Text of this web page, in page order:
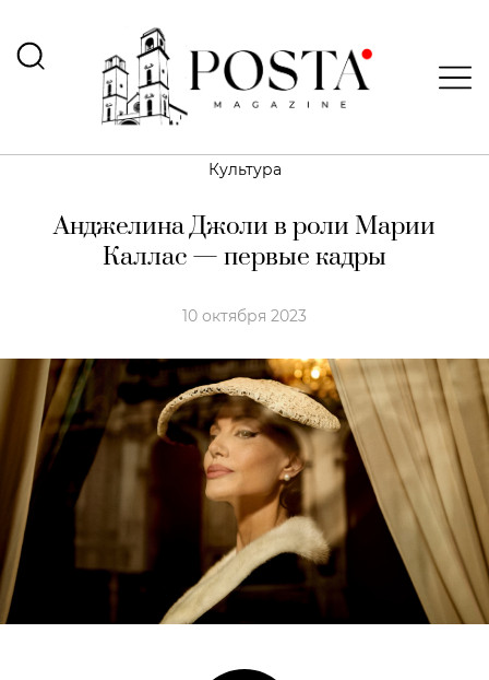
Культура
Анджелина Джоли в роли Марии
Каллас — первые кадры
10 октября 2023